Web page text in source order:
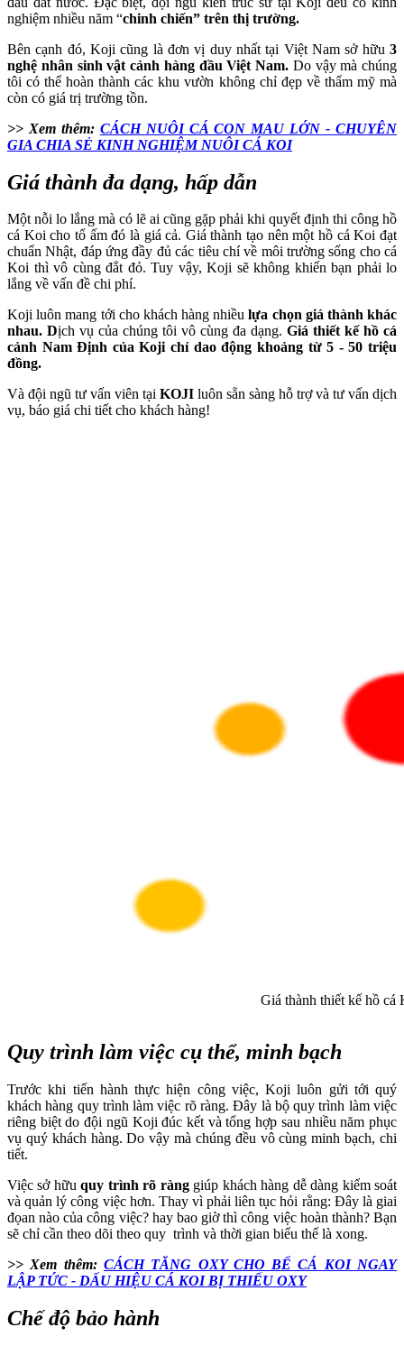
nghiệm nhiều năm “chinh chiến” trên thị trường.
Bên cạnh đó, Koji cũng là đơn vị duy nhất tại Việt Nam sở hữu 3
nghệ nhân sinh vật cảnh hàng đầu Việt Nam. Do vậy mà chúng
tôi có thể hoàn thành các khu vườn không chỉ đẹp về thẩm mỹ mà
còn có giá trị trường tồn.
>> Xem thêm: CÁCH NUÔI CÁ CON MAU LỚN - CHUYÊN
GIA CHIA SẺ KINH NGHIỆM NUÔI CÁ KOI
Giá thành đa dạng, hấp dẫn
Một nỗi lo lắng mà có lẽ ai cũng gặp phải khi quyết định thi công hồ
cá Koi cho tổ ấm đó là giá cả. Giá thành tạo nên một hồ cá Koi đạt
chuẩn Nhật, đáp ứng đầy đủ các tiêu chí về môi trường sống cho cá
Koi thì vô cùng đắt đỏ. Tuy vậy, Koji sẽ không khiến bạn phải lo
lắng về vấn đề chi phí.
Koji luôn mang tới cho khách hàng nhiều lựa chọn giá thành khác
nhau. Dịch vụ của chúng tôi vô cùng đa dạng. Giá thiết kế hồ cá
cảnh Nam Định của Koji chỉ dao động khoảng từ 5 - 50 triệu
đồng.
Và đội ngũ tư vấn viên tại KOJI luôn sẵn sàng hỗ trợ và tư vấn dịch
vụ, báo giá chi tiết cho khách hàng!
Giá thành thiết kế hồ
Quy trình làm việc cụ thể, minh bạch
Trước khi tiến hành thực hiện công việc, Koji luôn gửi tới quý
khách hàng quy trình làm việc rõ ràng. Đây là bộ quy trình làm việc
riêng biệt do đội ngũ Koji đúc kết và tổng hợp sau nhiều năm phục
vụ quý khách hàng. Do vậy mà chúng đều vô cùng minh bạch, chi
tiết.
Việc sở hữuquy trình rõ rànggiúp khách hàng dễ dàng kiểm soát
và quản lý công việc hơn. Thay vì phải liên tục hỏi rằng: Đây là giai
đọan nào của công việc? hay bao giờ thì công việc hoàn thành? Bạn
sẽ chỉ cần theo dõi theo quy trình và thời gian biểu thế là xong.
>> Xem thêm: CÁCH TĂNG OXY CHO BỂ CÁ KOI NGAY
LẬP TỨC - DẤU HIỆU CÁ KOI BỊ THIẾU OXY
Chế độ bảo hành